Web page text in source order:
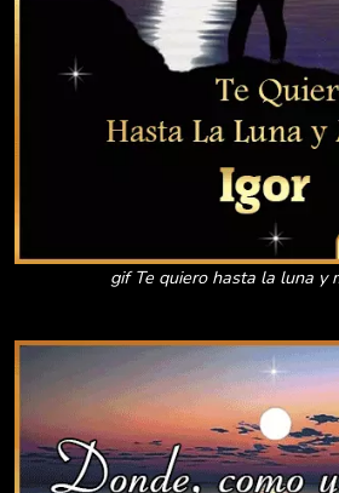
gif Te quiero hasta la luna y